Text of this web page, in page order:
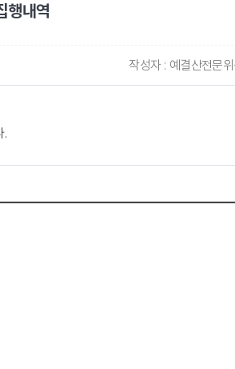
행내역
작성자 : 예결산전문
.